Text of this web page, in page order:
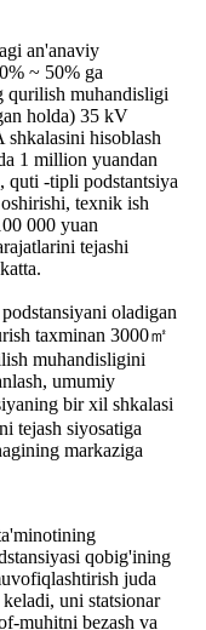
an'anaviy
~ 50% ga
qurilish muhandisligi
holda) 35 kV
shkalasini hisoblash
1 million yuandan
quti -tipli podstantsiya
texnik ish
000 yuan
tejashi
oladigan
taxminan 3000㎡
muhandisligini
umumiy
bir xil shkalasi
tejash siyosatiga
markaziga
qobig'ining
juda
uni statsionar
muhitni bezash va